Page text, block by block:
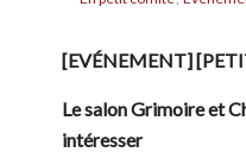
[EVÉNEMENT]
Le salon Grimoire et
intéresser